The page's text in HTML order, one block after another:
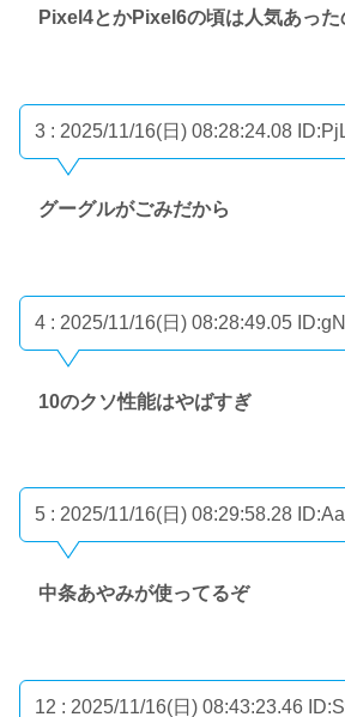
Pixel4とかPixel6の頃は人気あった
3 : 2025/11/16(日) 08:28:24.08
グーグルがごみだから
4 : 2025/11/16(日) 08:28:49.05
10のクソ性能はやばすぎ
5 : 2025/11/16(日) 08:29:58.28
中条あやみが使ってるぞ
12 : 2025/11/16(日) 08:43:23.46